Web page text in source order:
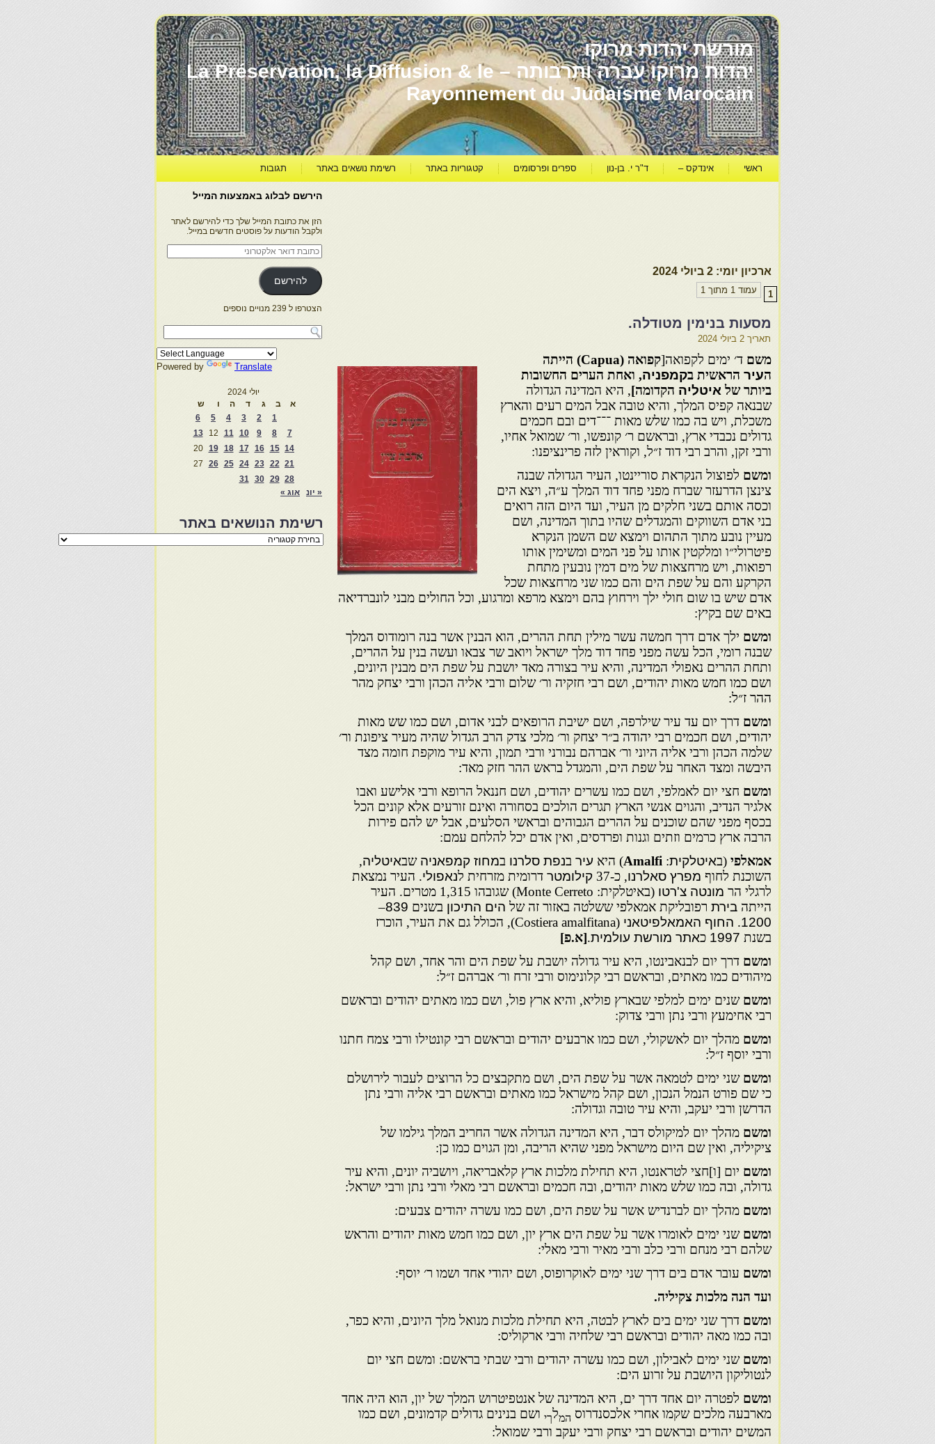
מורשת יהדות מרוקו
יהדות מרוקו עברה ותרבותה – La Préservation, la Diffusion & le
Rayonnement du Judaïsme Marocain
ראשי אינדקס – ד"ר י. בן-נון ספרים ופרסומים קטגוריות באתר רשימת נושאים באתר תגובות
ארכיון יומי: 2 ביולי 2024
עמוד 1 מתוך 1 1
מסעות בנימין מטודלה.
תאריך 2 ביולי 2024
משם ד׳ ימים לקפואה[קפואה (Capua)
הייתה
העיר הראשית בקמפניה, ואחת הערים החשובות
ביותר של איטליה הקדומה], היא המדינה הגדולה
שבנאה קפיס המלך, והיא טובה אבל המים רעים והארץ
משכלת, ויש בה כמו שלש מאות ־־־דים ובם חכמים
גדולים נכבדי ארץ, ובראשם ר׳ קונפשו, ור׳ שמואל אחיו,
ורבי זקן, והרב רבי דוד ז״ל, וקוראין לזה פרינציפנו:
ומשם לפוצול הנקראת סוריינטו, העיר הגדולה שבנה
צינצן הדרעזר שברח מפני פחד דוד המלך ע״ה, ויצא הים
וכסה אותם בשני חלקים מן העיר, ועד היום הזה רואים
בני אדם השווקים והמגדלים שהיו בתוך המדינה, ושם
מעיין נובע מתוך התהום וימצא שם השמן הנקרא
פיטרולי״ו ומלקטין אותו על פני המים ומשימין אותו
רפואות, ויש מרחצאות של מים דמין נובעין מתחת
הקרקע והם על שפת הים והם כמו שני מרחצאות שכל
אדם שיש בו שום חולי ילך וירחוץ בהם וימצא מרפא ומרגוע, וכל החולים מבני לונברדיאה
באים שם בקיץ:
ומשם ילך אדם דרך חמשה עשר מילין תחת ההרים, הוא הבנין אשר בנה רומודוס המלך
שבנה רומי, הכל עשה מפני פחד דוד מלך ישראל ויואב שר צבאו ועשה בנין על ההרים,
ותחת ההרים נאפולי המדינה, והיא עיר בצורה מאד יושבת על שפת הים מבנין היונים,
ושם כמו חמש מאות יהודים, ושם רבי חזקיה ור׳ שלום ורבי אליה הכהן ורבי יצחק מהר
ההר ז״ל:
ומשם דרך יום עד עיר שילרפה, ושם ישיבת הרופאים לבני אדום, ושם כמו שש מאות
יהודים, ושם חכמים רבי יהודה ב״ר יצחק ור׳ מלכי צדק הרב הגדול שהיה מעיר ציפונת ור׳
שלמה הכהן ורבי אליה היוני ור׳ אברהם נבורני ורבי תמון, והיא עיר מוקפת חומה מצד
היבשה ומצד האחר על שפת הים, והמגדל בראש ההר חזק מאד:
ומשם חצי יום לאמלפי, ושם כמו עשרים יהודים, ושם חננאל הרופא ורבי אלישע ואבו
אלגיר הנדיב, והגוים אנשי הארץ תגרים הולכים בסחורה ואינם זורעים אלא קונים הכל
בכסף מפני שהם שוכנים על ההרים הגבוהים ובראשי הסלעים, אבל יש להם פירות
הרבה ארץ כרמים וזתים וגנות ופרדסים, ואין אדם יכל להלחם עמם:
אמאלפי (באיטלקית:
Amalfi) היא עיר בנפת סלרנו במחוז קמפאניה שבאיטליה,
השוכנת לחוף מפרץ סאלרנו, כ-37 קילומטר דרומית מזרחית לנאפולי. העיר נמצאת
לרגלי הר מונטה צ'רטו
(באיטלקית: Monte Cerreto) שגובהו 1,315 מטרים. העיר
הייתה בירת רפובליקת אמאלפי ששלטה באזור זה של הים התיכון בשנים 839
–
1200
. החוף האמאלפיטאני
(Costiera amalfitana), הכולל גם את העיר, הוכרז
בשנת 1997 כאתר מורשת עולמית.[א.פ]
ומשם דרך יום לבנאבינטו, היא עיר גדולה יושבת על שפת הים והר אחד, ושם קהל
מיהודים כמו מאתים, ובראשם רבי קלונימוס ורבי זרח ור׳ אברהם ז״ל:
ומשם שנים ימים למלפי שבארץ פוליא, והיא ארץ פול, ושם כמו מאתים יהודים ובראשם
רבי אחימעץ ורבי נתן ורבי צדוק:
ומשם מהלך יום לאשקולי, ושם כמו ארבעים יהודים ובראשם רבי קונטילו ורבי צמח חתנו
ורבי יוסף ז״ל:
ומשם שני ימים לטמאה אשר על שפת הים, ושם מתקבצים כל הרוצים לעבור לירושלם
כי שם פורט הנמל הנכון, ושם קהל מישראל כמו מאתים ובראשם רבי אליה ורבי נתן
הדרשן ורבי יעקב, והיא עיר טובה וגדולה:
ומשם מהלך יום למיקולס דבר, היא המדינה הגדולה אשר החריב המלך גילמו של
ציקיליה, ואין שם היום מישראל מפני שהיא הריבה, ומן הגוים כמו כן:
ומשם יום [ו]חצי לטראנטו, היא תחילת מלכות ארץ קלאבריאה, ויושביה יונים, והיא עיר
גדולה, ובה כמו שלש מאות יהודים, ובה חכמים ובראשם רבי מאלי ורבי נתן ורבי ישראל:
ומשם מהלך יום לברנדיש אשר על שפת הים, ושם כמו עשרה יהודים צבעים:
ומשם שני ימים לאומרו אשר על שפת הים ארץ יון, ושם כמו חמש מאות יהודים והראש
שלהם רבי מנחם ורבי כלב ורבי מאיר ורבי מאלי:
ומשם עובר אדם בים דרך שני ימים לאוקרופוס, ושם יהודי אחד ושמו ר׳ יוסף:
ועד הנה מלכות צקיליה.
ומשם דרך שני ימים בים לארץ לבטה, היא תחילת מלכות מנואל מלך היונים, והיא כפר,
ובה כמו מאה יהודים ובראשם רבי שלחיה ורבי ארקוליס:
ומשם שני ימים לאבילון, ושם כמו עשרה יהודים ורבי שבתי בראשם: ומשם חצי יום
לנטוליקון היושבת על זרוע הים:
ומשם לפטרה יום אחד דרך ים, היא המדינה של אנטפיטרוש המלך של יון, הוא היה אחד
מארבעה מלכים שקמו אחרי אלכסנדרוס המלךי ושם בנינים גדולים קדמונים, ושם כמו
המשים יהודים ובראשם רבי יצחק ורבי יעקב ורבי שמואל:
הירשם לבלוג באמצעות המייל
הזן את כתובת המייל שלך כדי להירשם לאתר
ולקבל הודעות על פוסטים חדשים במייל.
כתובת
דואר
אלקטרוני
להירשם
הצטרפו ל 239 מנויים נוספים
Powered by Translate
יולי 2024
א
ב ג ד ה ו
ש
1
2
3
4
5
6
7
8
9
10
11
12
13
14
15
16
17
18
19
20
21
22
23
24
25
26
27
28
29
30
31
« יונ
אוג »
רשימת הנושאים באתר
רשימת
הנושאים